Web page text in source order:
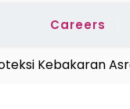
Careers
Kebakaran